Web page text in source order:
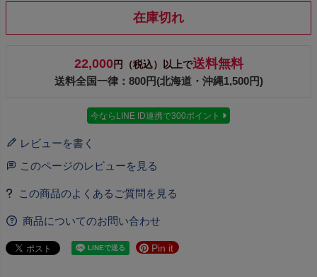
在庫切れ
22,000円（税込）以上で送料無料
送料全国一律：800円(北海道・沖縄1,500円)
今ならLINE ID連携で300ポイント
レビューを書く
このページのレビューを見る
商品についてのお問い合わせ
Pin it